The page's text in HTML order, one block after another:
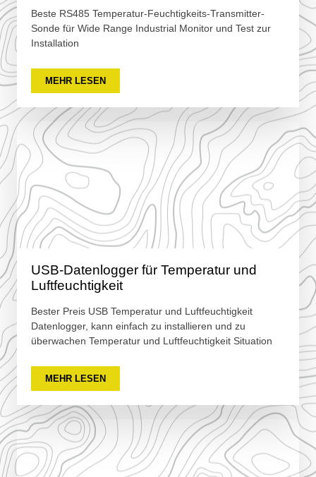
Beste RS485 Temperatur-Feuchtigkeits-Transmitter-
Sonde für Wide Range Industrial Monitor und Test zur
Installation
MEHR LESEN
USB-Datenlogger für Temperatur und
Luftfeuchtigkeit
Bester Preis USB Temperatur und Luftfeuchtigkeit
Datenlogger, kann einfach zu installieren und zu
überwachen Temperatur und Luftfeuchtigkeit Situation
MEHR LESEN